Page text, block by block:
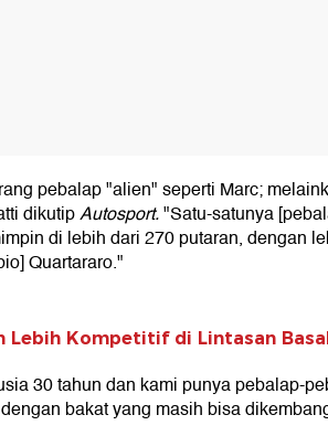
pebalap "alien" seperti Marc;
dikutipAutosport."Satu-satunya
di lebih dari 270 putaran, dengan
Quartararo."
Lebih Kompetitif di Lintasan
30 tahun dan kami punya pebalap-
bakat yang masih bisa